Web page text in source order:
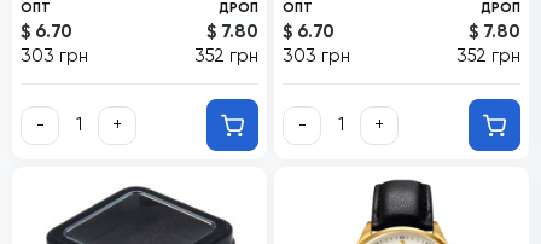
ОПТ
$ 6.70
303 грн
ДРОП
$ 7.80
352 грн
- +
ОПТ
$ 6.70
303 грн
ДРОП
$ 7.80
352 грн
- +